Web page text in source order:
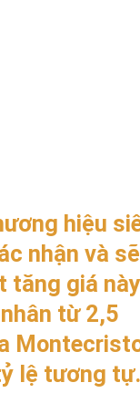
hiệu
nhận và sẽ
tăng giá này
từ 2,5
lệ tương tự.